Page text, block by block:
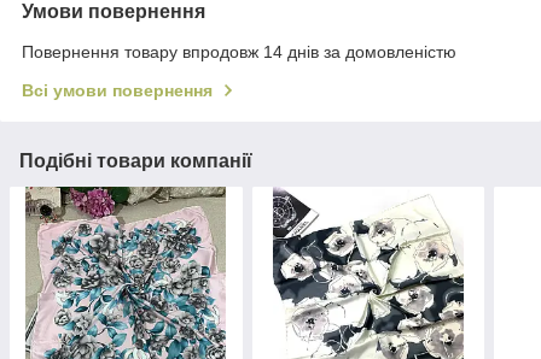
Умови повернення
Повернення товару впродовж 14 днів за домовленістю
Всі умови повернення
Подібні товари компанії